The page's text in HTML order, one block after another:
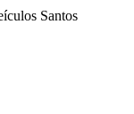
Santos